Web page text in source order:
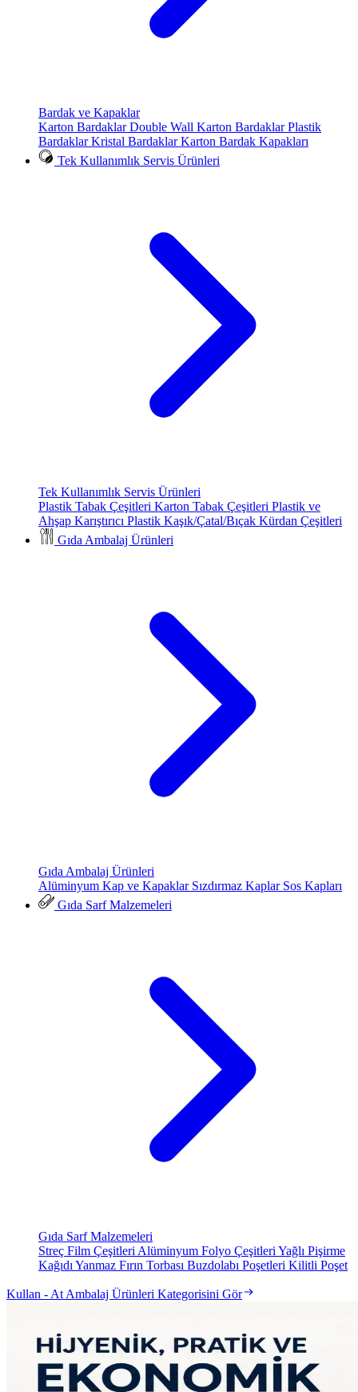
Bardak ve Kapaklar
Karton BardaklarDouble Wall Karton BardaklarPlastik
BardaklarKristal BardaklarKarton Bardak Kapakları
Tek Kullanımlık Servis Ürünleri
Tek Kullanımlık Servis Ürünleri
Plastik Tabak Çeşitleri Karton Tabak Çeşitleri Plastik ve
Ahşap Karıştırıcı Plastik Kaşık/Çatal/Bıçak Kürdan Çeşitleri
Gıda Ambalaj Ürünleri
Gıda Ambalaj Ürünleri
Alüminyum Kap ve Kapaklar Sızdırmaz Kaplar Sos Kapları
Gıda Sarf Malzemeleri
Gıda Sarf Malzemeleri
Streç Film Çeşitleri Alüminyum Folyo Çeşitleri Yağlı Pişirme
Kağıdı Yanmaz Fırın Torbası Buzdolabı Poşetleri Kilitli Poşet
Kullan - At Ambalaj Ürünleri Kategorisini Gör